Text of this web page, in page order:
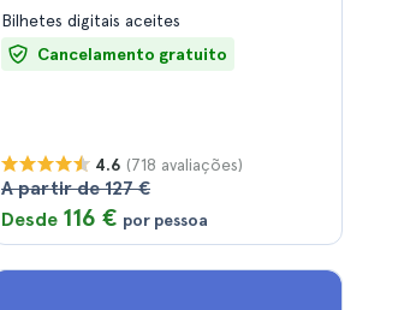
Bilhetes digitais aceites
Cancelamento gratuito
4.6 (718 avaliações)
A partir de 127 €
Desde 116 € por pessoa